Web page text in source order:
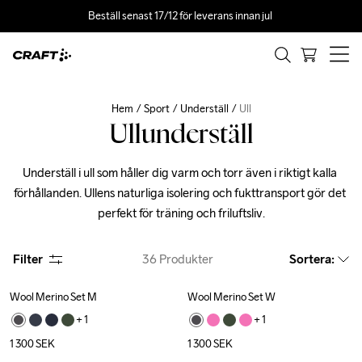
Beställ senast 17/12 för leverans innan jul
Hem Sport Underställ Ull
Ullunderställ
Underställ i ull som håller dig varm och torr även i riktigt kalla
förhållanden. Ullens naturliga isolering och fukttransport gör det
perfekt för träning och friluftsliv.
Filter 36 Produkter Sortera:
Wool Merino Set M
+ 1
1 300SEK
Wool Merino Set W
+ 1
1 300SEK